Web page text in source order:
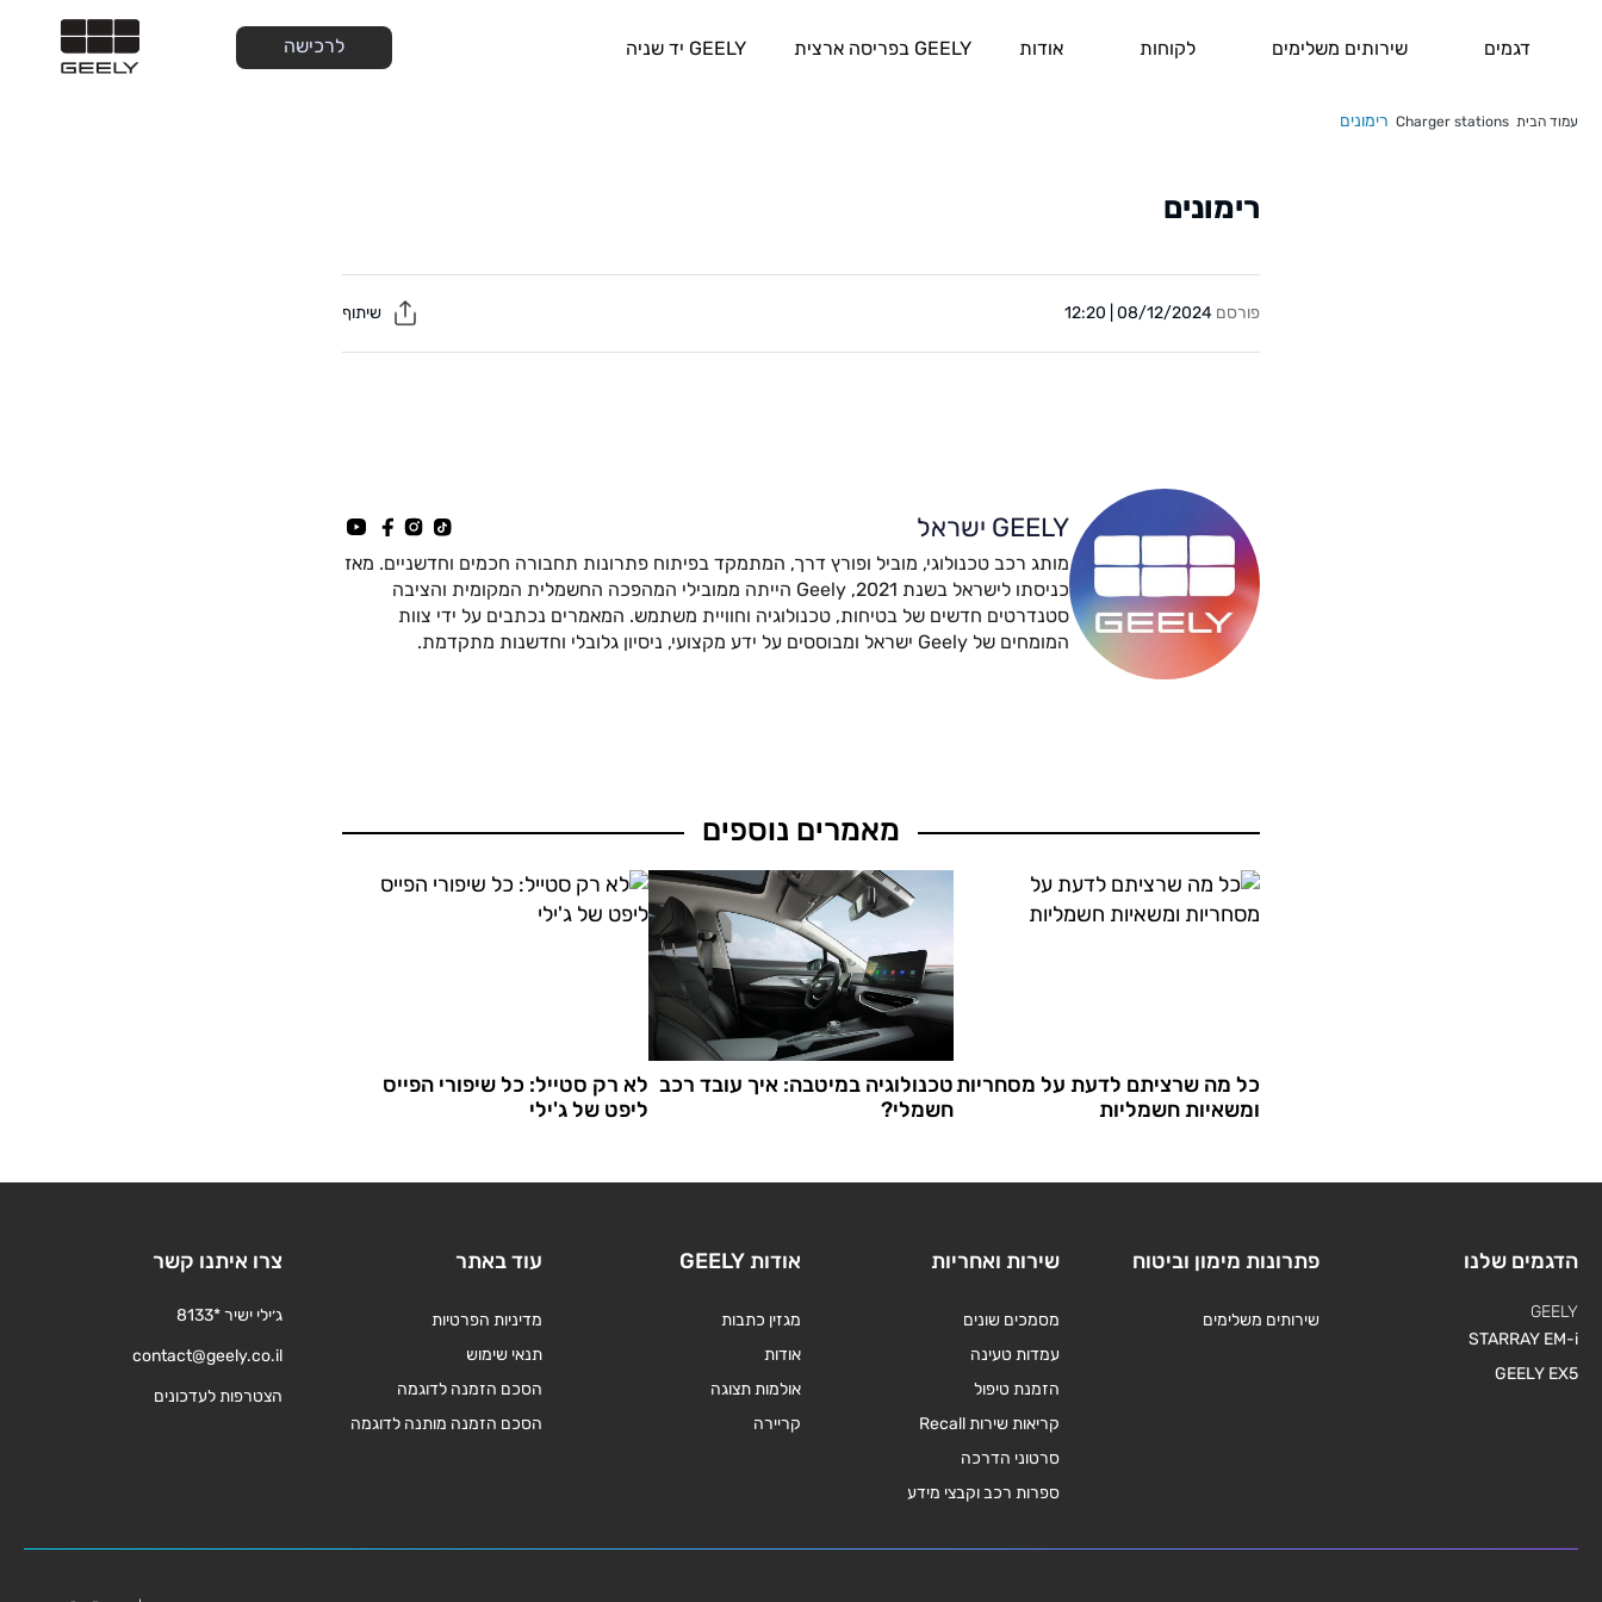
דגמים שירותים משלימים לקוחות אודות GEELY בפריסה ארצית GEELY יד שניה לרכישה
עמוד הבית Charger stations רימונים
רימונים
פורסם 08/12/2024 | 12:20
GEELY ישראל
מותג רכב טכנולוגי, מוביל ופורץ דרך, המתמקד בפיתוח פתרונות תחבורה חכמים וחדשניים. מאז
כניסתו לישראל בשנת 2021, Geely הייתה ממובילי המהפכה החשמלית המקומית והציבה
סטנדרטים חדשים של בטיחות, טכנולוגיה וחוויית משתמש. המאמרים נכתבים על ידי צוות
המומחים של Geely ישראל ומבוססים על ידע מקצועי, ניסיון גלובלי וחדשנות מתקדמת.
מאמרים נוספים
כל מה שרציתם לדעת על מסחריות
ומשאיות חשמליות
טכנולוגיה במיטבה: איך עובד רכב
חשמלי?
לא רק סטייל: כל שיפורי הפייס
ליפט של ג'ילי
הדגמים שלנו
GEELY
STARRAY EM-i
GEELY EX5
פתרונות מימון וביטוח
שירותים משלימים
שירות ואחריות
מסמכים שונים
עמדות טעינה
הזמנת טיפול
קריאות שירות Recall
סרטוני הדרכה
ספרות רכב וקבצי מידע
אודות GEELY
מגזין כתבות
אודות
אולמות תצוגה
קריירה
עוד באתר
מדיניות הפרטיות
תנאי שימוש
הסכם הזמנה לדוגמה
הסכם הזמנה מותנה לדוגמה
צרו איתנו קשר
ג׳ילי ישיר *8133
contact@geely.co.il
הצטרפות לעדכונים